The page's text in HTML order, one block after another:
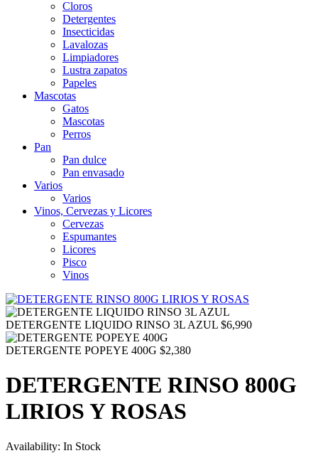
Cloros
Detergentes
Insecticidas
Lavalozas
Limpiadores
Lustra zapatos
Papeles
Mascotas
Gatos
Mascotas
Perros
Pan
Pan dulce
Pan envasado
Varios
Varios
Vinos, Cervezas y Licores
Cervezas
Espumantes
Licores
Pisco
Vinos
DETERGENTE LIQUIDO RINSO 3L AZUL $6,990
DETERGENTE POPEYE 400G $2,380
DETERGENTE RINSO 800G
LIRIOS Y ROSAS
Availability: In Stock